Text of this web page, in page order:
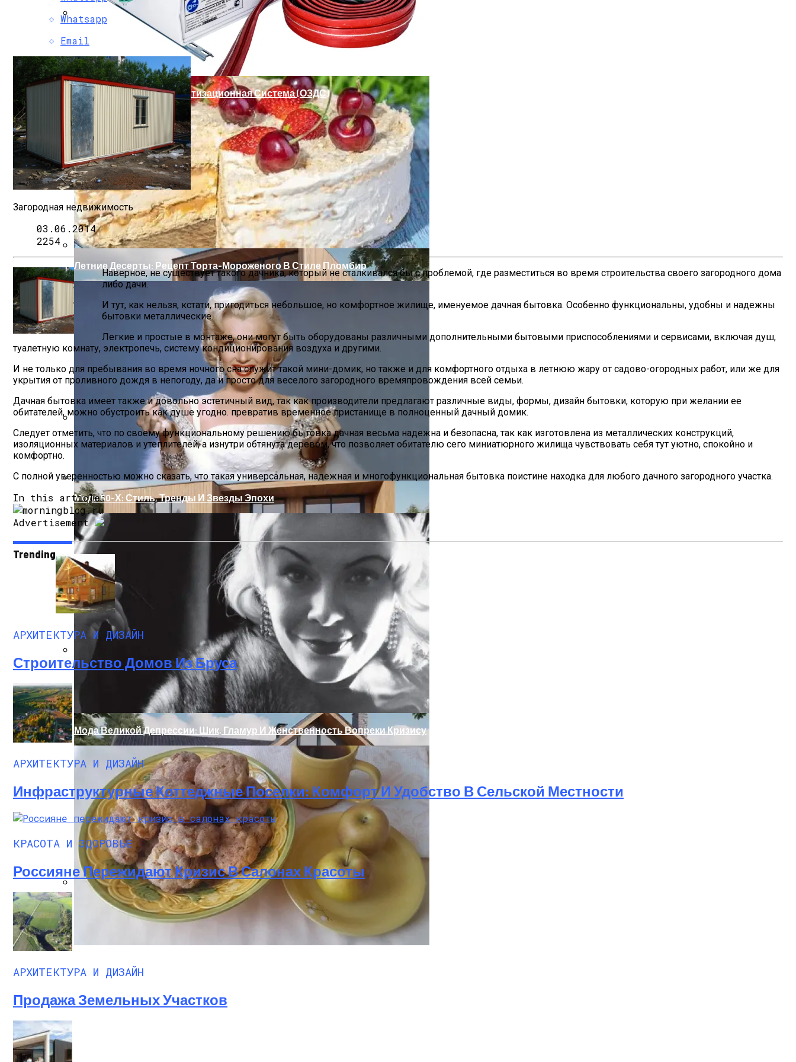
Как Правильно Выбрать Дом Для Северной Стороны Участка
Оценка Будущих Расходов На Обслуживание Вашего Дома
Дом С Минимальными Инженерными Трассами Для Комфорта И Удобства
Дом С Оптимальным Распределением Влажных Зон Для Комфорта
Мода Для Бизнес-Леди: Как Совмещать Стиль И Предпринимательство
Летние Десерты: Рецепт Торта-Мороженого В Стиле Пломбир
Мода 50-Х: Стиль, Тренды И Звезды Эпохи
Мода Великой Депрессии: Шик, Гламур И Женственность Вопреки Кризису
Охранно-Защитная Дератизационная Система (ОЗДС)
Whatsapp
Email
Загородная недвижимость
03.06.2014
2254
Наверное, не существует такого дачника, который не сталкивался бы с проблемой, где разместиться во время строительства своего загородного дома
либо дачи.
И тут, как нельзя, кстати, пригодиться небольшое, но комфортное жилище, именуемое дачная бытовка. Особенно функциональны, удобны и надежны
бытовки металлические.
Легкие и простые в монтаже, они могут быть оборудованы различными дополнительными бытовыми приспособлениями и сервисами, включая душ,
туалетную комнату, электропечь, систему кондиционирования воздуха и другими.
И не только для пребывания во время ночного сна служит такой мини-домик, но также и для комфортного отдыха в летнюю жару от садово-огородных работ, или же для
укрытия от проливного дождя в непогоду, да и просто для веселого загородного времяпровождения всей семьи.
Дачная бытовка имеет также и довольно эстетичный вид, так как производители предлагают различные виды, формы, дизайн бытовки, которую при желании ее
обитателей, можно обустроить как душе угодно. превратив временное пристанище в полноценный дачный домик.
Следует отметить, что по своему функциональному решению бытовка дачная весьма надежна и безопасна, так как изготовлена из металлических конструкций,
изоляционных материалов и утеплителей, а изнутри обтянута деревом, что позволяет обитателю сего миниатюрного жилища чувствовать себя тут уютно, спокойно и
комфортно.
С полной уверенностью можно сказать, что такая универсальная, надежная и многофункциональная бытовка поистине находка для любого дачного загородного участка.
In this article:
Advertisement
Trending
АРХИТЕКТУРА И ДИЗАЙН
Строительство Домов Из Бруса
АРХИТЕКТУРА И ДИЗАЙН
Инфраструктурные Коттеджные Поселки: Комфорт И Удобство В Сельской Местности
КРАСОТА И ЗДОРОВЬЕ
Россияне Пережидают Кризис В Салонах Красоты
АРХИТЕКТУРА И ДИЗАЙН
Продажа Земельных Участков